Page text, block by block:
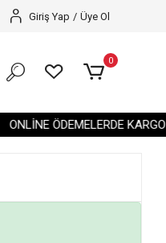
ONLİNE ÖDEMELERDE KARGO
Giriş Yap / Üye Ol
0